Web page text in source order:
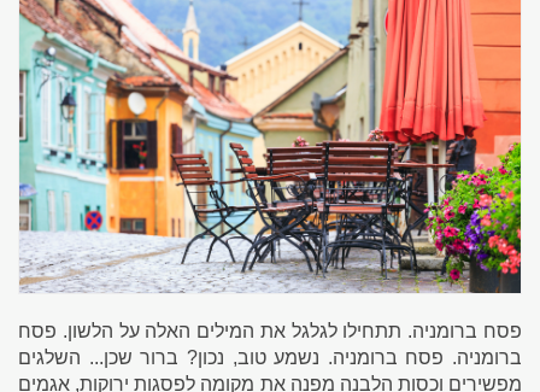
פסח ברומניה. תתחילו לגלגל את המילים האלה על הלשון. פסח
ברומניה. פסח ברומניה. נשמע טוב, נכון? ברור שכן... השלגים
מפשירים וכסות הלבנה מפנה את מקומה לפסגות ירוקות, אגמים